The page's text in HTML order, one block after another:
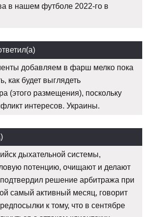
в нашем футболе 2022-го в
добавляем в фарш мелко пока
как будет выглядеть
(этого размещения), поскольку
интересов. Украины.
дыхательной системы,
потенцию, очищают и делают
решение арбитража при
самый активный месяц, говорит
к тому, что в сентябре